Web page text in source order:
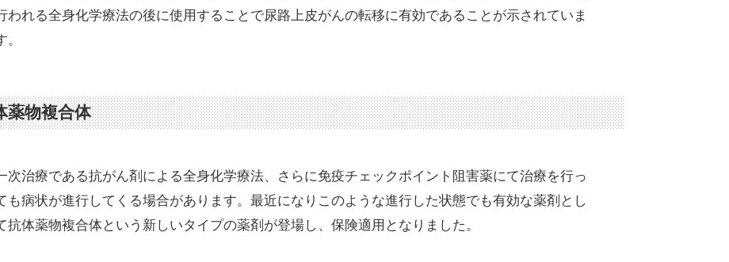
われる全身化学療法の後に使用することで尿路上皮がんの転移に有効であることが示されていま
。
薬物複合体
次治療である抗がん剤による全身化学療法、さらに免疫チェックポイント阻害薬にて治療を行っ
も病状が進行してくる場合があります。最近になりこのような進行した状態でも有効な薬剤とし
抗体薬物複合体という新しいタイプの薬剤が登場し、保険適用となりました。